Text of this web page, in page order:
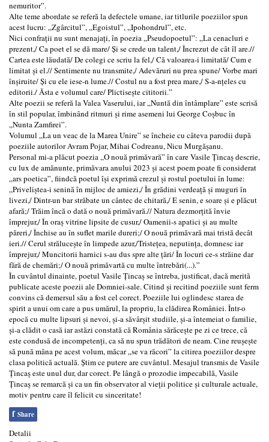
nemuritor”.
Alte teme abordate se referă la defectele umane, iar titlurile poeziilor spun
acest lucru: „Zgârcitul”, „Egoistul”, „Ipohondrul”, etc.
Nici confrații nu sunt menajați, în poezia „Pseudopoetul”: „La cenacluri e
prezent,/ Ca poet el se dă mare/ Și se crede un talent,/ Încrezut de cât îl are.//
Cartea este lăudată/ De colegi ce scriu la fel,/ Că valoarea-i limitată/ Cum e
limitat și el.// Sentimente nu transmite,/ Adevăruri nu prea spune/ Vorbe mari
înșiruite/ Și cu ele iese-n lume.// Costul nu a fost prea mare,/ S-a-nțeles cu
editorii./ Ăsta e volumul care/ Plictisește cititorii.”
Alte poezii se referă la Valea Vaserului, iar „Nuntă din întâmplare” este scrisă
în stil popular, îmbinând ritmuri şi rime asemeni lui George Coşbuc în
„Nunta Zamfirei”.
Volumul „La un veac de la Marea Unire” se încheie cu câteva parodii după
poeziile autorilor Avram Pojar, Mihai Codreanu, Nicu Murgăşanu.
Personal mi-a plăcut poezia „O nouă primăvară” în care Vasile Ţincaş descrie,
cu lux de amănunte, primăvara anului 2023 şi acest poem poate fi considerat
„ars poetica”, fiindcă poetul îşi exprimă crezul şi rostul poetului în lume:
„Priveliştea-i senină în mijloc de amiezi,/ În grădini verdeaţă şi muguri în
livezi,/ Dintr-un bar străbate un cântec de chitară,/ E senin, e soare şi e plăcut
afară;/ Trăim încă o dată o nouă primăvară.// Natura dezmorţită învie
împrejur,/ În oraş vitrine lipsite de cusur,/ Oamenii-s apatici şi au multe
păreri,/ Închise au în suflet marile dureri;/ O nouă primăvară mai tristă decât
ieri.// Cerul străluceşte în limpede azur,/Tristeţea, neputinţa, domnesc iar
împrejur,/ Muncitorii harnici s-au dus spre alte ţări/ În locuri ce-s străine dar
fără de chemări;/ O nouă primăvartă cu multe întrebări(...).”
În cuvântul dinainte, poetul Vasile Ţincaş se întreba, justificat, dacă merită
publicate aceste poezii ale Domniei-sale. Citind şi recitind poeziile sunt ferm
convins că demersul său a fost cel corect. Poeziile lui oglindesc starea de
spirit a unui om care a pus umărul, la propriu, la clădirea României. Într-o
epocă cu multe lipsuri şi nevoi, şi-a săvârşit studiile, şi-a întemeiat o familie,
şi-a clădit o casă iar astăzi constată că România sărăceşte pe zi ce trece, că
este condusă de incompetenţi, ca să nu spun trădători de neam. Cine reuşeşte
să pună mâna pe acest volum, măcar „se va răcori” la citirea poeziilor despre
clasa politică actuală. Știm ce putere are cuvântul. Mesajul transmis de Vasile
Țincaș este unul dur, dar corect. Pe lângă o prozodie impecabilă, Vasile
Țincaș se remarcă și ca un fin observator al vieții politice și culturale actuale,
motiv pentru care îl felicit cu sinceritate!
f Share
Detalii